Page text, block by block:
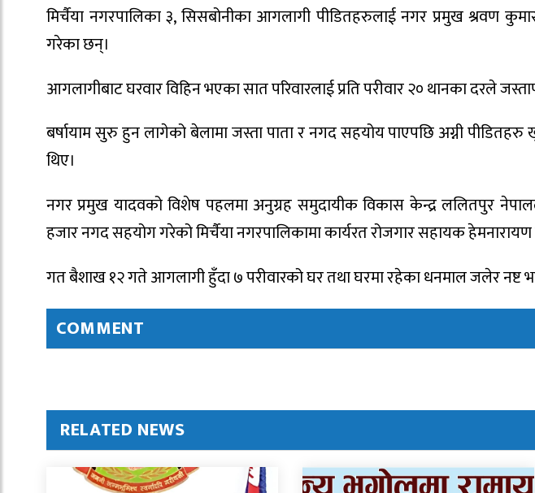
मिर्चैया नगरपालिका ३, सिसबोनीका आगलागी पीडितहरुलाई नगर प्रमुख श्रवण
गरेका छन्।
आगलागीबाट घरवार विहिन भएका सात परिवारलाई प्रति परीवार २० थानका दरले
बर्षायाम सुरु हुन लागेको बेलामा जस्ता पाता र नगद सहयोय पाएपछि अग्नी
थिए।
नगर प्रमुख यादवको विशेष पहलमा अनुग्रह समुदायीक विकास केन्द्र ललितपुर नेपालले
हजार नगद सहयोग गरेको मिर्चैया नगरपालिकामा कार्यरत रोजगार सहायक
गत बैशाख १२ गते आगलागी हुँदा ७ परीवारको घर तथा घरमा रहेका धनमाल जलेर नष्ट
COMMENT
RELATED NEWS